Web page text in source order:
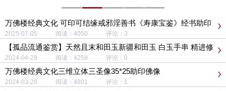
万佛楼经典文化 可印可结缘戒邪淫善书《寿康宝鉴》经书助印
结缘
2025-07-05 阅读：4050 评论：3
【孤品流通鉴赏】天然且末和田玉新疆和田玉 白玉手串 精进修
行 万佛楼经典文化
2024-04-29 阅读：4259 评论：0
万佛楼经典文化三维立体三圣像35*25助印佛像
2024-03-20 阅读：4801 评论：1